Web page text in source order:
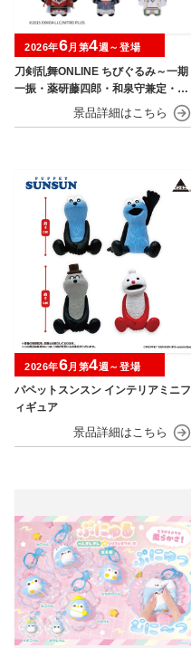
刀剣乱舞ONLINE ちびぐるみ～一期
一振・薬研藤四郎・和泉守兼定・堀
川国広・鶴丸国永～
2026年6月第4週～登場
パペットスンスン インテリアミニフ
ィギュア
2026年6月第4週～登場